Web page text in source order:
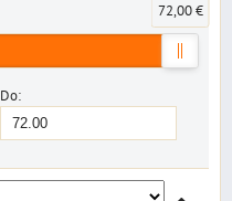
Do:
72,00 €